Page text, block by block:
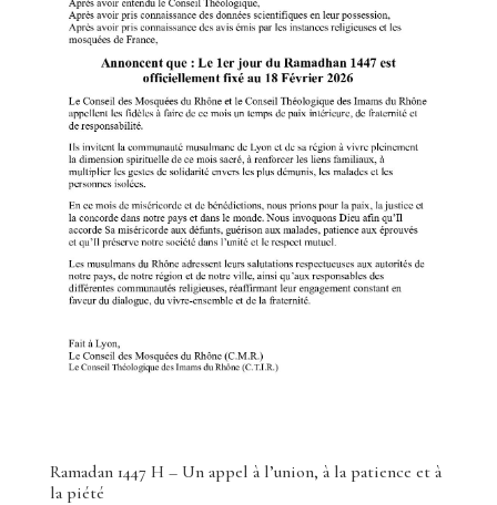
Ramadan 1447 H – Un appel à l’union, à la patience et à
la piété